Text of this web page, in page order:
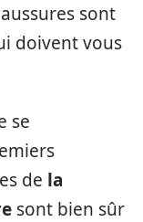
sont
doivent vous
se
de la
sont bien sûr